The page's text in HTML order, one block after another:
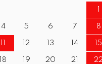
4 5 6 7 8
12 13 14 15
18 19 20 21